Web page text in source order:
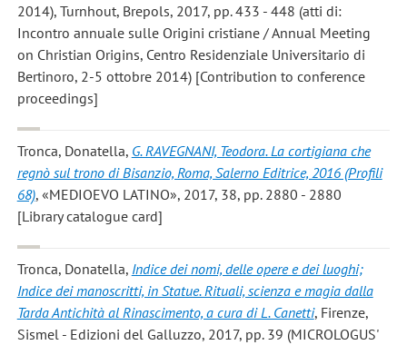
2014), Turnhout, Brepols, 2017, pp. 433 - 448 (atti di:
Incontro annuale sulle Origini cristiane / Annual Meeting
on Christian Origins, Centro Residenziale Universitario di
Bertinoro, 2-5 ottobre 2014) [Contribution to conference
proceedings]
Tronca, Donatella, G. RAVEGNANI, Teodora. La cortigiana che
regnò sul trono di Bisanzio, Roma, Salerno Editrice, 2016 (Profili
68), «MEDIOEVO LATINO», 2017, 38, pp. 2880 - 2880
[Library catalogue card]
Tronca, Donatella, Indice dei nomi, delle opere e dei luoghi;
Indice dei manoscritti, in Statue. Rituali, scienza e magia dalla
Tarda Antichità al Rinascimento, a cura di L. Canetti, Firenze,
Sismel - Edizioni del Galluzzo, 2017, pp. 39 (MICROLOGUS'